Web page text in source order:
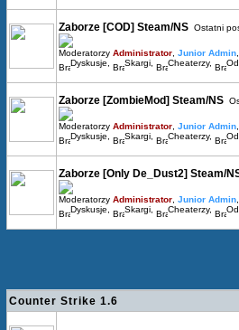
Zaborze [COD] Steam/NS Ostatni
Moderatorzy Administrator Junior Admin
Dyskusje
Skargi Cheaterzy,
Zaborze [ZombieMod] Steam/NS
Moderatorzy Administrator Junior Admin
Dyskusje
Skargi Cheaterzy,
Zaborze [Only De_Dust2] Steam/
Moderatorzy Administrator Junior Admin
Dyskusje
Skargi Cheaterzy,
Counter Strike 1.6